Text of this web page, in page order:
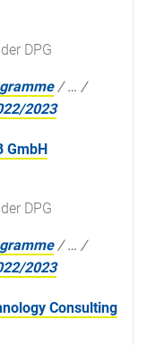
DPG
/… /
2023
GmbH
DPG
/… /
2023
Consulting